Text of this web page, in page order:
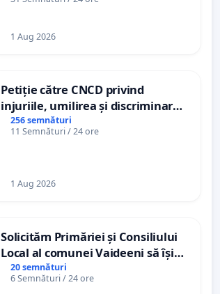
1 Aug 2026
Petiție către CNCD privind
injuriile, umilirea și discriminarea
persoanelor cu dizabilități de
către utilizatorul TikTok „Gorici”
256 semnături
11 Semnături / 24 ore
1 Aug 2026
Solicităm Primăriei și Consiliului
Local al comunei Vaideeni să își
exercite efectiv atribuțiile legale
și să reprezinte interesele
20 semnături
6 Semnături / 24 ore